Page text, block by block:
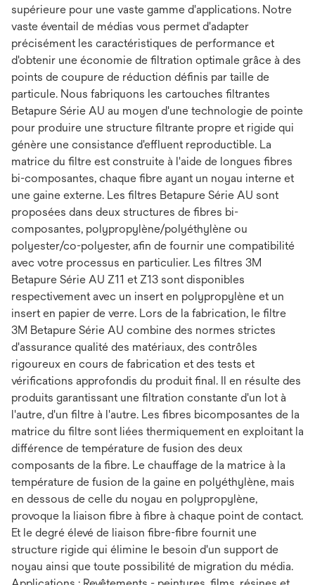
supérieure pour une vaste gamme d'applications. Notre
vaste éventail de médias vous permet d'adapter
précisément les caractéristiques de performance et
d'obtenir une économie de filtration optimale grâce à des
points de coupure de réduction définis par taille de
particule. Nous fabriquons les cartouches filtrantes
Betapure Série AU au moyen d'une technologie de pointe
pour produire une structure filtrante propre et rigide qui
génère une consistance d'effluent reproductible. La
matrice du filtre est construite à l'aide de longues fibres
bi-composantes, chaque fibre ayant un noyau interne et
une gaine externe. Les filtres Betapure Série AU sont
proposées dans deux structures de fibres bi-
composantes, polypropylène/polyéthylène ou
polyester/co-polyester, afin de fournir une compatibilité
avec votre processus en particulier. Les filtres 3M
Betapure Série AU Z11 et Z13 sont disponibles
respectivement avec un insert en polypropylène et un
insert en papier de verre. Lors de la fabrication, le filtre
3M Betapure Série AU combine des normes strictes
d'assurance qualité des matériaux, des contrôles
rigoureux en cours de fabrication et des tests et
vérifications approfondis du produit final. Il en résulte des
produits garantissant une filtration constante d'un lot à
l'autre, d'un filtre à l'autre. Les fibres bicomposantes de la
matrice du filtre sont liées thermiquement en exploitant la
différence de température de fusion des deux
composants de la fibre. Le chauffage de la matrice à la
température de fusion de la gaine en polyéthylène, mais
en dessous de celle du noyau en polypropylène,
provoque la liaison fibre à fibre à chaque point de contact.
Et le degré élevé de liaison fibre-fibre fournit une
structure rigide qui élimine le besoin d'un support de
noyau ainsi que toute possibilité de migration du média.